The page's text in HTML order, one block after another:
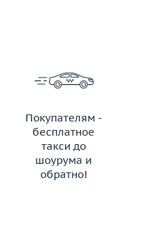
Покупателям -
бесплатное
такси до
шоурума и
обратно!
ЗАКАЗАТЬ ТАКСИ